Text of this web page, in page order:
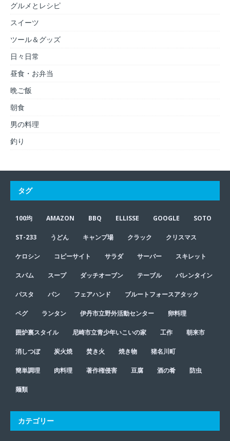
グルメとレシピ
スイーツ
ツール＆グッズ
日々日常
昼食・お弁当
晩ご飯
朝食
男の料理
釣り
タグ
100均 AMAZON BBQ ELLISSE GOOGLE SOTO
ST-233 うどん キャンプ場 クラック クリスマス
ケロシン コピーサイト サラダ サーバー スキレット
スパム スープ ダッチオーブン テーブル バレンタイン
パスタ パン フェアハンド ブルートフォースアタック
ペグ ランタン 伊丹市立野外活動センター 卵料理
囲炉裏スタイル 尼崎市立青少年いこいの家 工作 朝来市
消しつぼ 炭火焼 焚き火 焼き物 猪名川町
簡単調理 肉料理 著作権侵害 豆腐 酒の肴 防虫
麺類
カテゴリー